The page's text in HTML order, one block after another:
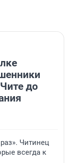
до
Читинец
всегда к